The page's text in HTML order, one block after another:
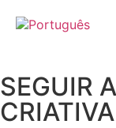
SEGUIR
CRIATIVA